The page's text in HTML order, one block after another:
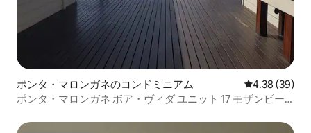
ポンタ・マロンガネのコンドミニアム レビュー39
4.38 (39)
ポンタ・マロンガネ ボア・ヴィダ ユニット 17 モザンビー